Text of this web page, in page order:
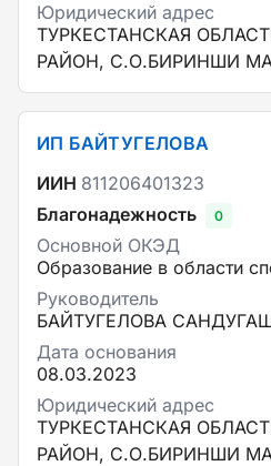
Юридический адрес
ТУРКЕСТАНСКАЯ
РАЙОН, С.О.БИРИНШИ
ИП БАЙТУГЕЛОВА
ИИН 811206401323
Благонадежность
0
Основной ОКЭД
Образование в области
Руководитель
БАЙТУГЕЛОВА
Дата основания
08.03.2023
Юридический адрес
ТУРКЕСТАНСКАЯ
РАЙОН, С.О.БИРИНШИ